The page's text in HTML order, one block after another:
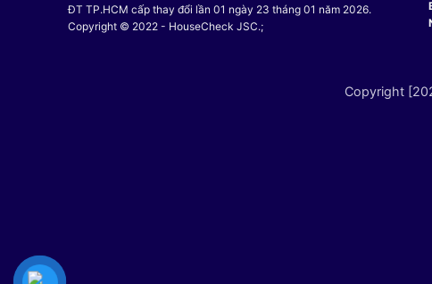
ĐT TP.HCM cấp thay đổi lần 01 ngày 23 tháng 01 năm 2026.
Copyright © 2022 - HouseCheck JSC.;
Copyright